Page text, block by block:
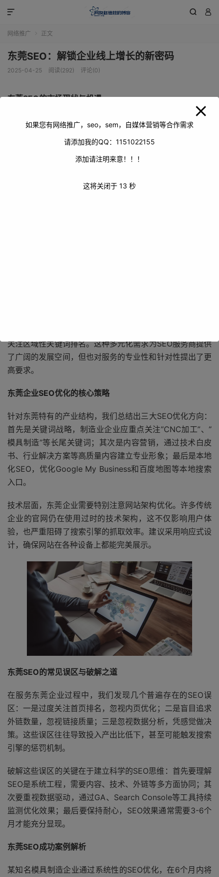
 

网络推广 正文
东莞SEO：解锁企业线上增长的新密码
2025-04-25 阅读(292) 评论(0)
东莞SEO的市场现状与机遇
在粤港澳大湾区核心地带，东莞这座制造业名城正经历着数
东莞企业获取线上流量的关键手段。数据显示，东莞中小企
业网站数量在过去三年增长了47%，但仅有不到30%的企业
关注区域性关键词排名。这种多元化需求为SEO服务商提供
了广阔的发展空间，但也对服务的专业性和针对性提出了更
高要求。
东莞企业SEO优化的核心策略
针对东莞特有的产业结构，我们总结出三大SEO优化方向：
首先是关键词战略，制造业企业应重点关注”CNC加工”、”
模具制造”等长尾关键词；其次是内容营销，通过技术白皮
书、行业解决方案等高质量内容建立专业形象；最后是本地
化SEO，优化Google My Business和百度地图等本地搜索
入口。
技术层面，东莞企业需要特别注意网站架构优化。许多传统
企业的官网仍在使用过时的技术架构，这不仅影响用户体
验，也严重阻碍了搜索引擎的抓取效率。建议采用响应式设
计，确保网站在各种设备上都能完美展示。
东莞SEO的常见误区与破解之道
在服务东莞企业过程中，我们发现几个普遍存在的SEO误
区：一是过度关注首页排名，忽视内页优化；二是盲目追求
外链数量，忽视链接质量；三是忽视数据分析，凭感觉做决
策。这些误区往往导致投入产出比低下，甚至可能触发搜索
引擎的惩罚机制。
破解这些误区的关键在于建立科学的SEO思维：首先要理解
SEO是系统工程，需要内容、技术、外链等多方面协同；其
次要重视数据驱动，通过GA、Search Console等工具持续
监测优化效果；最后要保持耐心，SEO效果通常需要3-6个
月才能充分显现。
东莞SEO成功案例解析
某知名模具制造企业通过系统性的SEO优化，在6个月内将
如果您有网络推广，seo，sem，自媒体营销等合作需求
请添加我的QQ：1151022155
添加请注明来意！！！
这将关闭于12 秒